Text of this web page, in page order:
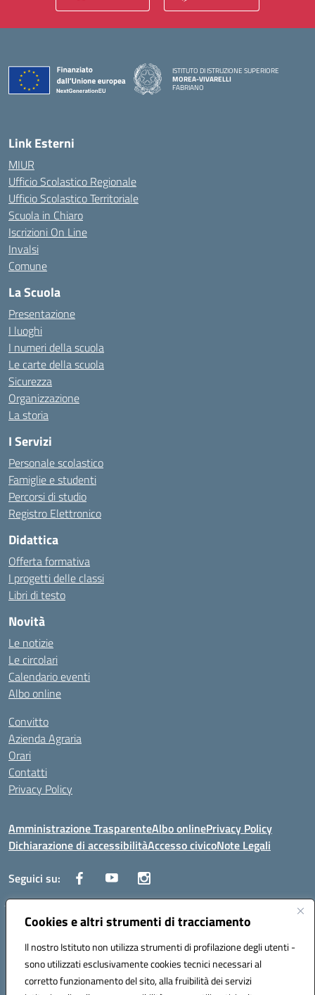
Cookies e altri strumenti di tracciamento
Il nostro Istituto non utilizza strumenti di profilazione degli utenti -
sono utilizzati esclusivamente cookies tecnici necessari al
corretto funzionamento del sito, alla fruibilità dei servizi
ISTITUTO DI ISTRUZIONE SUPERIORE
MOREA-VIVARELLI
FABRIANO
Link Esterni
MIUR
Ufficio Scolastico Regionale
Ufficio Scolastico Territoriale
Scuola in Chiaro
Iscrizioni On Line
Invalsi
Comune
La Scuola
Presentazione
I luoghi
I numeri della scuola
Le carte della scuola
Sicurezza
Organizzazione
La storia
I Servizi
Personale scolastico
Famiglie e studenti
Percorsi di studio
Registro Elettronico
Didattica
Offerta formativa
I progetti delle classi
Libri di testo
Novità
Le notizie
Le circolari
Calendario eventi
Albo online
Convitto
Azienda Agraria
Orari
Contatti
Privacy Policy
Amministrazione TrasparenteAlbo onlinePrivacy Policy
Dichiarazione di accessibilitàAccesso civicoNote Legali
Seguici su:
Via dei Cappuccini, 5 - 60044 Fabriano (AN) - Tel. 0732 3373 - 0732
3573 - Mail: anis01700P@istruzione.it - PEC:
Codice meccanografico: ANIS01700P - Codice iPA: istsc_ANIS01700P -
C.F. 81002710424 - Codice univoco fatturazione elettronica (CUF):